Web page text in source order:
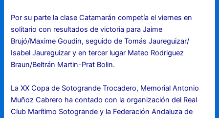
Por su parte la clase Catamarán competía el viernes en
solitario con resultados de victoria para Jaime
Brujó/Maxime Goudin, seguido de Tomás Jaureguizar/
Isabel Jaureguizar y en tercer lugar Mateo Rodriguez
Braun/Beltrán Martin-Prat Bolin.
La XX Copa de Sotogrande Trocadero, Memorial Antonio
Muñoz Cabrero ha contado con la organización del Real
Club Marítimo Sotogrande y la Federación Andaluza de